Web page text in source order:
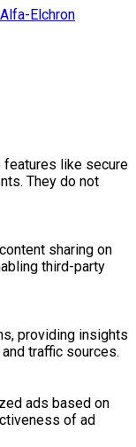
Elchron
like secure
They do not
sharing on
third-party
providing insights
traffic sources.
ads based on
of ad